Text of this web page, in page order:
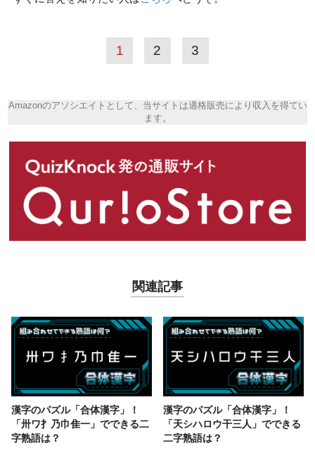
1 2 3
Amazonのアソシエイトとして、当サイトは適格販売により収入を得てい
ます。
関連記事
漢字のパズル「合体漢字」！
「卅ワ扌乃巾隹一」でできる二
字熟語は？
漢字のパズル「合体漢字」！
「天シハロウ干三人」でできる
二字熟語は？